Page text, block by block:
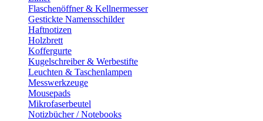
Flaschenöffner & Kellnermesser
Gestickte Namensschilder
Haftnotizen
Holzbrett
Koffergurte
Kugelschreiber & Werbestifte
Leuchten & Taschenlampen
Messwerkzeuge
Mousepads
Mikrofaserbeutel
Notizbücher / Notebooks